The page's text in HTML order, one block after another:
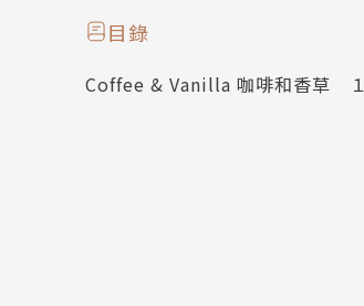
目錄
Coffee & Vanilla 咖啡和香草 １